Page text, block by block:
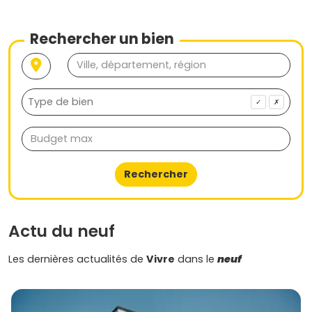
Rechercher un bien
✓ ✗
Rechercher
Actu du neuf
Les dernières actualités de Vivre dans le neuf